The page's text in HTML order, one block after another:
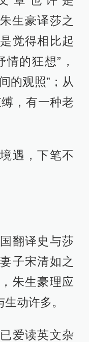
生豪译莎之
觉得相比起
情的狂想”，
的观照”；从
，有一种老
遇，下笔不
翻译史与莎
子宋清如之
朱生豪理应
动许多。
爱读英文杂